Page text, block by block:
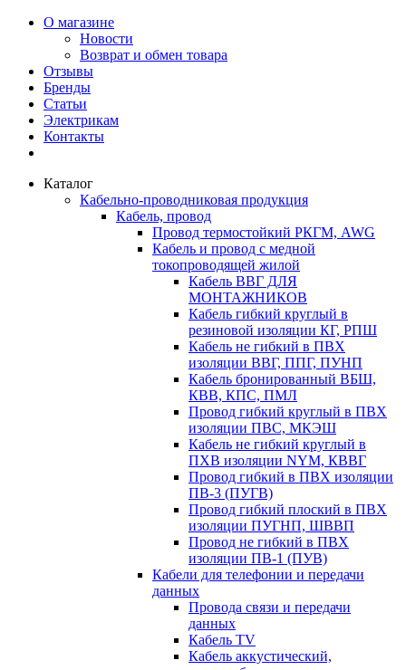
О магазине
Новости
Возврат и обмен товара
Отзывы
Бренды
Статьи
Электрикам
Контакты
Каталог
Кабельно-проводниковая продукция
Кабель, провод
Провод термостойкий РКГМ, AWG
Кабель и провод с медной
токопроводящей жилой
Кабель ВВГ ДЛЯ
МОНТАЖНИКОВ
Кабель гибкий круглый в
резиновой изоляции КГ, РПШ
Кабель не гибкий в ПВХ
изоляции ВВГ, ППГ, ПУНП
Кабель бронированный ВБШ,
КВВ, КПС, ПМЛ
Провод гибкий круглый в ПВХ
изоляции ПВС, МКЭШ
Кабель не гибкий круглый в
ПХВ изоляции NYM, КВВГ
Провод гибкий в ПВХ изоляции
ПВ-3 (ПУГВ)
Провод гибкий плоский в ПВХ
изоляции ПУГНП, ШВВП
Провод не гибкий в ПВХ
изоляции ПВ-1 (ПУВ)
Кабели для телефонии и передачи
данных
Провода связи и передачи
данных
Кабель TV
Кабель аккустический,